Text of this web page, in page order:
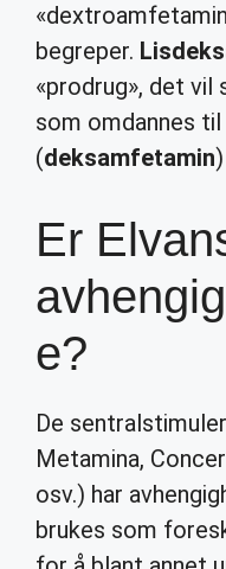
begreper.
«prodrug», det
som omdannes
(deksamfetamin
Er
e?
De
Metamina,
osv.) har
brukes som